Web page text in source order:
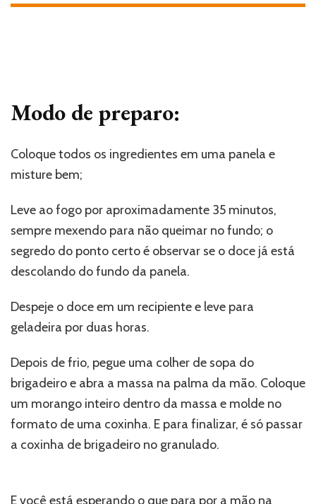
Modo de preparo:
Coloque todos os ingredientes em uma panela e
misture bem;
Leve ao fogo por aproximadamente 35 minutos,
sempre mexendo para não queimar no fundo; o
segredo do ponto certo é observar se o doce já está
descolando do fundo da panela.
Despeje o doce em um recipiente e leve para
geladeira por duas horas.
Depois de frio, pegue uma colher de sopa do
brigadeiro e abra a massa na palma da mão. Coloque
um morango inteiro dentro da massa e molde no
formato de uma coxinha. E para finalizar, é só passar
a coxinha de brigadeiro no granulado.
E você está esperando o que para por a mão na